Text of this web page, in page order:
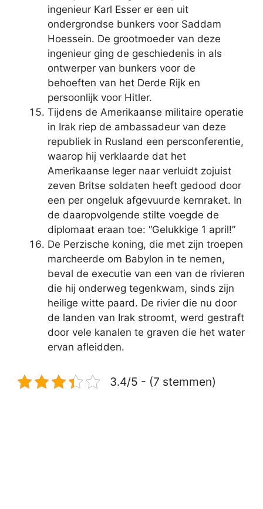
ingenieur Karl Esser er een uit
ondergrondse bunkers voor Saddam
Hoessein. De grootmoeder van deze
ingenieur ging de geschiedenis in als
ontwerper van bunkers voor de
behoeften van het Derde Rijk en
persoonlijk voor Hitler.
Tijdens de Amerikaanse militaire operatie
in Irak riep de ambassadeur van deze
republiek in Rusland een persconferentie,
waarop hij verklaarde dat het
Amerikaanse leger naar verluidt zojuist
zeven Britse soldaten heeft gedood door
een per ongeluk afgevuurde kernraket. In
de daaropvolgende stilte voegde de
diplomaat eraan toe: “Gelukkige 1 april!”
De Perzische koning, die met zijn troepen
marcheerde om Babylon in te nemen,
beval de executie van een van de rivieren
die hij onderweg tegenkwam, sinds zijn
heilige witte paard. De rivier die nu door
de landen van Irak stroomt, werd gestraft
door vele kanalen te graven die het water
ervan afleidden.
3.4/5 - (7 stemmen)